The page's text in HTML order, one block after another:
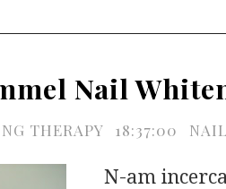
Nail
THERAPY 18:37:00
N-am